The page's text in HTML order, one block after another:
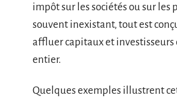
impôt sur les sociétés ou sur les
souvent inexistant, tout est
affluer capitaux et investisseurs
entier.
Quelques exemples illustrent